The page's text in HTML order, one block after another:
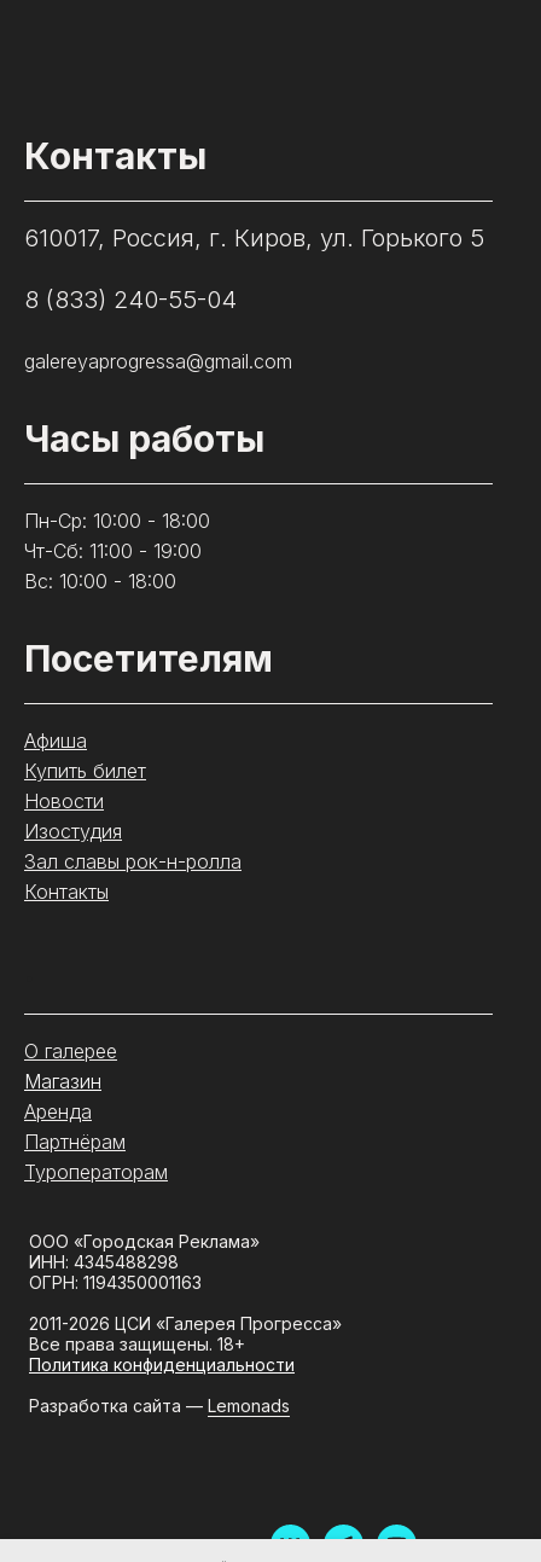
Контакты
610017, Россия, г. Киров, ул. Горького 5
8 (833) 240-55-04
galereyaprogressa@gmail.com
Часы работы
Пн-Ср: 10:00 - 18:00
Чт-Сб: 11:00 - 19:00
Вс: 10:00 - 18:00
Посетителям
Афиша
Купить билет
Новости
Изостудия
Зал славы рок-н-ролла
Контакты
О галерее
Магазин
Аренда
Партнёрам
Туроператорам
ООО «Городская Реклама»
ИНН: 4345488298
ОГРН: 1194350001163
2011-2026 ЦСИ «Галерея Прогресса»
Все права защищены. 18+
Политика конфиденциальности
Разработка сайта — Lemonads